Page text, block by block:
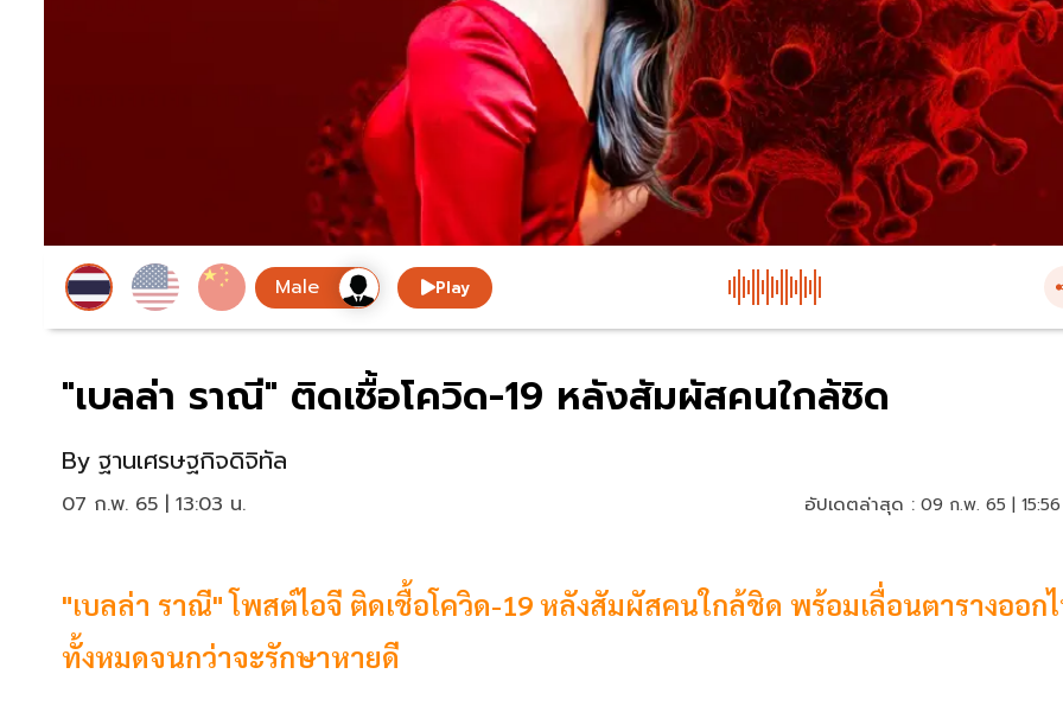
Play
"เบลล่า ราณี" ติดเชื้อโควิด-19 หลังสัมผัสคนใกล้ชิด
By ฐานเศรษฐกิจดิจิทัล
07 ก.พ. 65 | 13:03 น. อัปเดตล่าสุด : 09 ก.พ. 65 |
"เบลล่า ราณี" โพสต์ไอจี ติดเชื้อโควิด-19 หลังสัมผัสคนใกล้ชิด พร้อมเลื่อนตารางออก
ทั้งหมดจนกว่าจะรักษาหายดี